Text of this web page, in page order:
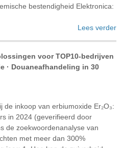
bestendigheid‌ Elektronica‌:
Lees verder
voor TOP10-bedrijven
· Douaneafhandeling in 30
inkoop van erbiumoxide Er₂O₃:
in 2024 (geverifieerd door
de zoekwoordenanalyse van
met meer dan 300%